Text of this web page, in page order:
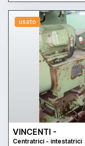
usato
VINCENTI -
Centratrici - intestatrici